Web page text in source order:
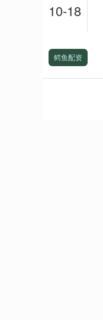
10-18
鳄鱼配资